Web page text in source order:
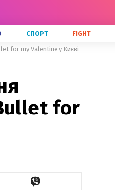
СПОРТ FIGHT
for my Valentine у Києві
for